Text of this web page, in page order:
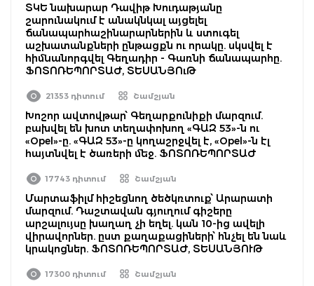
ՏԿԵ նախարար Դավիթ Խուդաթյանը
շարունակում է անակնկալ այցելել
ճանապարհաշինարարներին և ստուգել
աշխատանքների ընթացքն ու որակը. սկսվել է
հիմնանորգվել Գեղադիր - Գառնի ճանապարհը.
ՖՈՏՈՌԵՊՈՐՏԱԺ, ՏԵՍԱՆՅՈւԹ
21353 դիտում Շամշյան
Խոշոր ավտովթար՝ Գեղարքունիքի մարզում.
բախվել են խոտ տեղափոխող «ԳԱԶ 53»-ն ու
«Opel»-ը. «ԳԱԶ 53»-ը կողաշրջվել է, «Opel»-ն էլ
հայտնվել է ծառերի մեջ. ՖՈՏՈՌԵՊՈՐՏԱԺ
17743 դիտում Շամշյան
Մարտաֆիլմ հիշեցնող ծեծկռտուք՝ Արարատի
մարզում. Դաշտավան գյուղում գիշերը
արշալույսը խաղաղ չի եղել. կան 10-ից ավելի
վիրավորներ. ըստ քաղաքացիների՝ հնչել են նաև
կրակոցներ. ՖՈՏՈՌԵՊՈՐՏԱԺ, ՏԵՍԱՆՅՈՒԹ
17300 դիտում Շամշյան